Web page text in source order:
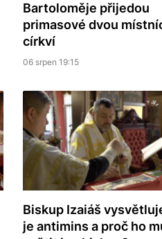
Bartoloměje přijedou
primasové dvou
církví
06 srpen 19:15
Biskup Izaiáš
je antimins a proč ho